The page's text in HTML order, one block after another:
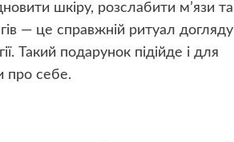
шкіру, розслабити м’язи та
— це справжній ритуал догляду
Такий подарунок підійде і для
про себе.